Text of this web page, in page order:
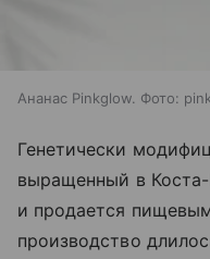
Ананас Pinkglow. Фото:
Генетически
выращенный в Коста-
и продается
производство